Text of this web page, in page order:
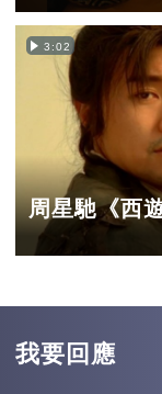
3:02
周星馳《西
我要回應